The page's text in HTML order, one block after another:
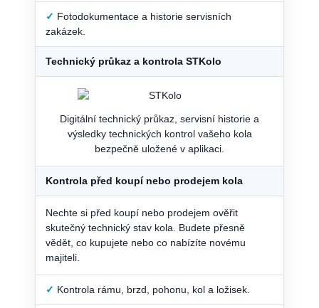
✓ Fotodokumentace a historie servisních
zakázek.
Technický průkaz a kontrola STKolo
Digitální technický průkaz, servisní historie a
výsledky technických kontrol vašeho kola
bezpečně uložené v aplikaci.
Kontrola před koupí nebo prodejem kola
Nechte si před koupí nebo prodejem ověřit
skutečný technický stav kola. Budete přesně
vědět, co kupujete nebo co nabízíte novému
majiteli.
✓ Kontrola rámu, brzd, pohonu, kol a ložisek.